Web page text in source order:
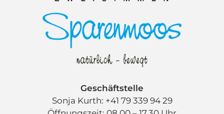
Geschäftstelle
Sonja Kurth: +41 79 339 94 29